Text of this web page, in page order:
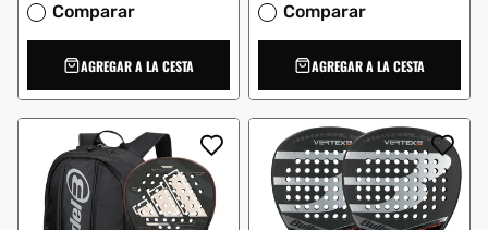
Comparar
AGREGAR A LA CESTA
Comparar
AGREGAR A LA CESTA